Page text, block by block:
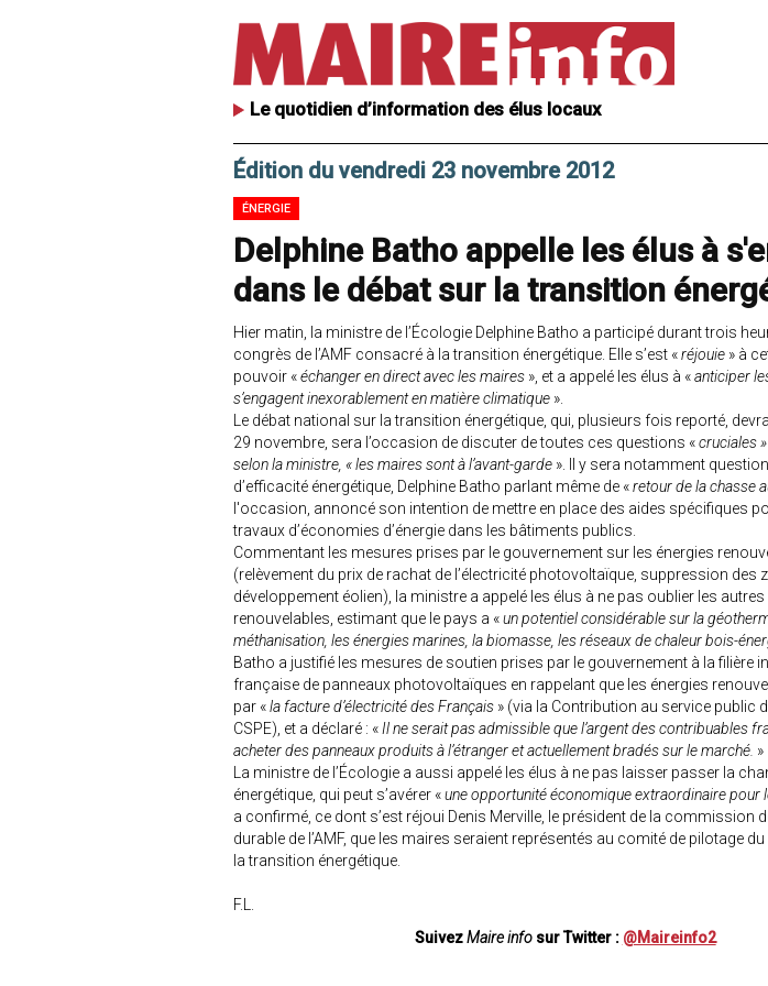
Le quotidien d’information des élus locaux
Édition du vendredi 23 novembre 2012
ÉNERGIE
Delphine Batho appelle les élus à
dans le débat sur la transition
Hier matin, la ministre de l’Écologie Delphine Batho a participé durant trois
congrès de l’AMF consacré à la transition énergétique. Elle s’est «réjouie » à
pouvoir «échanger en direct avec les maires », et a appelé les élus à «anticiper
s’engagent inexorablement en matière climatique ».
Le débat national sur la transition énergétique, qui, plusieurs fois reporté,
29 novembre, sera l’occasion de discuter de toutes ces questions «cruciales
selon la ministre, « les maires sont à l’avant-garde ». Il y sera notamment
d’efficacité énergétique, Delphine Batho parlant même de «retour de la chasse
l'occasion, annoncé son intention de mettre en place des aides spécifiques
travaux d’économies d’énergie dans les bâtiments publics.
Commentant les mesures prises par le gouvernement sur les énergies
(relèvement du prix de rachat de l’électricité photovoltaïque, suppression des
développement éolien), la ministre a appelé les élus à ne pas oublier les autres
renouvelables, estimant que le pays a «un potentiel considérable sur la
méthanisation, les énergies marines, la biomasse, les réseaux de chaleur bois-
Batho a justifié les mesures de soutien prises par le gouvernement à la filière
française de panneaux photovoltaïques en rappelant que les énergies
par «la facture d’électricité des Français » (via la Contribution au service public
CSPE), et a déclaré : « Il ne serait pas admissible que l’argent des contribuables
acheter des panneaux produits à l’étranger et actuellement bradés sur le marché. »
La ministre de l’Écologie a aussi appelé les élus à ne pas laisser passer la
énergétique, qui peut s’avérer «une opportunité économique extraordinaire pour
a confirmé, ce dont s’est réjoui Denis Merville, le président de la commission
durable de l’AMF, que les maires seraient représentés au comité de pilotage
la transition énergétique.
F.L.
SuivezMaire infosur Twitter : @Maireinfo2